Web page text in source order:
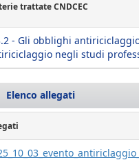
trattate CNDCEC
- Gli obblighi
negli studi
Elenco allegati